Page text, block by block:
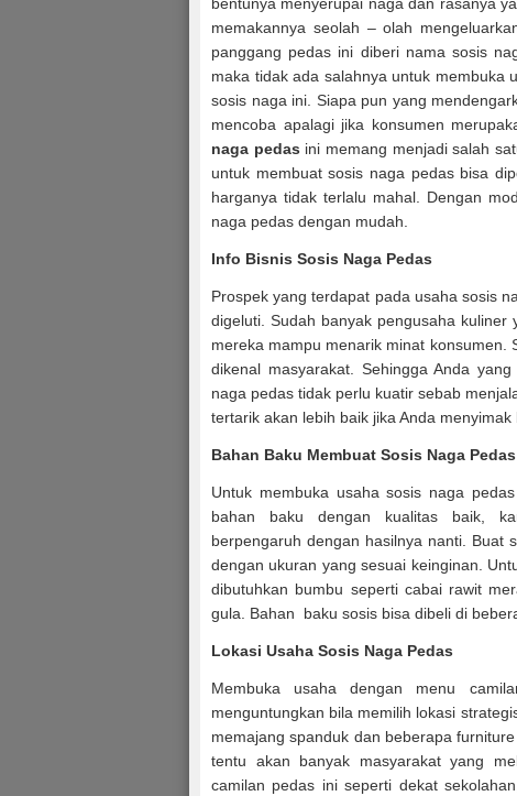
bentunya menyerupai naga dan rasanya
memakannya seolah – olah
panggang pedas ini diberi nama sosis
maka tidak ada salahnya untuk membuka
sosis naga ini. Siapa pun yang
mencoba apalagi jika konsumen
naga pedas ini memang menjadi salah
untuk membuat sosis naga pedas bisa
harganya tidak terlalu mahal. Dengan
naga pedas dengan mudah.
Info Bisnis Sosis Naga Pedas
Prospek yang terdapat pada usaha sosis
digeluti. Sudah banyak pengusaha
mereka mampu menarik minat konsumen.
dikenal masyarakat. Sehingga Anda
naga pedas tidak perlu kuatir sebab
tertarik akan lebih baik jika Anda
Bahan Baku Membuat Sosis Naga Pedas
Untuk membuka usaha sosis naga
bahan baku dengan kualitas baik,
berpengaruh dengan hasilnya nanti. Buat
dengan ukuran yang sesuai keinginan.
dibutuhkan bumbu seperti cabai rawit
gula. Bahan baku sosis bisa dibeli di
Lokasi Usaha Sosis Naga Pedas
Membuka usaha dengan menu
menguntungkan bila memilih lokasi
memajang spanduk dan beberapa
tentu akan banyak masyarakat yang
camilan pedas ini seperti dekat